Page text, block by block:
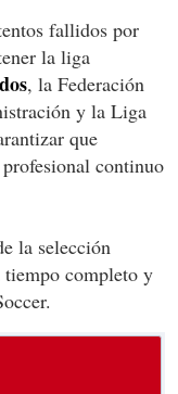
fallidos por
la liga
, la Federación
y la Liga
que
continuo
la selección
tiempo completo y